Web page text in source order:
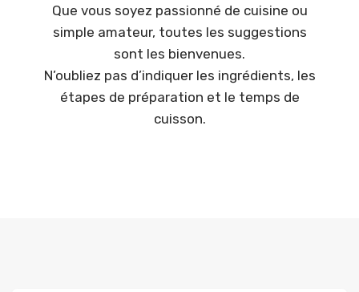
Que vous soyez passionné de cuisine ou
simple amateur, toutes les suggestions
sont les bienvenues.
N’oubliez pas d’indiquer les ingrédients, les
étapes de préparation et le temps de
cuisson.